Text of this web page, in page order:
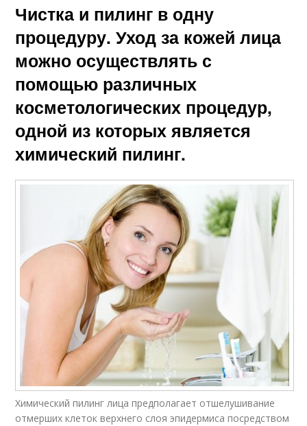
Чистка и пилинг в одну
процедуру. Уход за кожей лица
можно осуществлять с
помощью различных
косметологических процедур,
одной из которых является
химический пилинг.
Химический пилинг лица предполагает отшелушивание
отмерших клеток верх­него слоя эпидермиса посредством